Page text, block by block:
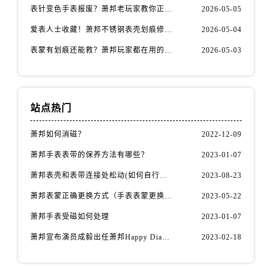
江苏省南京市秦淮区中山南路1号南京中心22层22-C1-C3室萧邦售后服务中心（需提前预约）
江苏省扬州市邗江区国展路29号星耀天地写字楼1号楼18层1803室萧邦售后服务中心（需提前预约）
表针变色手表报废？萧邦老玩家教你正确应对 2026-05-05
爱表人士收藏！萧邦不锈钢表壳划痕修复指南 2026-05-04
表蒙有划痕还能救？萧邦玩家都在用的修复方法 2026-05-03
站点热门
萧邦如何消磁？ 2022-12-09
萧邦手表表带的保养方法有哪些？ 2023-01-07
萧邦表壳和表带连接处松动(如何自行修复) 2023-08-23
萧邦表蒙正确更换方式（手表表蒙更换知识） 2023-05-22
萧邦手表受磁如何处理 2023-01-07
萧邦宣布演员成毅出任萧邦Happy Diamonds系列品牌大使 2023-02-18